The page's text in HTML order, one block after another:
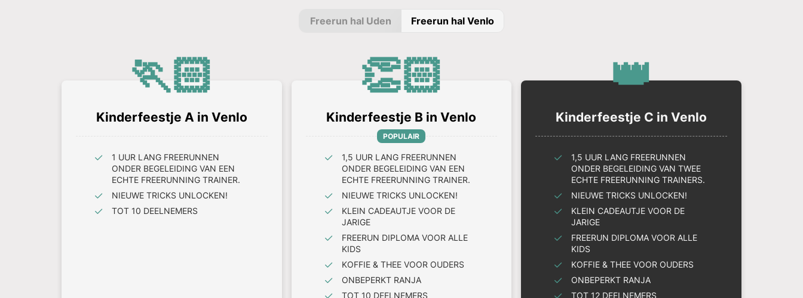
Freerun hal Uden Freerun hal Venlo
🏃🏻
Kinderfeestje A in Venlo
1 UUR LANG FREERUNNEN
ONDER BEGELEIDING VAN EEN
ECHTE FREERUNNING TRAINER.
NIEUWE TRICKS UNLOCKEN!
TOT 10 DEELNEMERS
👏🏻
Kinderfeestje B in Venlo
POPULAIR
1,5 UUR LANG FREERUNNEN
ONDER BEGELEIDING VAN EEN
ECHTE FREERUNNING TRAINER.
NIEUWE TRICKS UNLOCKEN!
KLEIN CADEAUTJE VOOR DE
JARIGE
FREERUN DIPLOMA VOOR ALLE
KIDS
KOFFIE & THEE VOOR OUDERS
ONBEPERKT RANJA
TOT 10 DEELNEMERS
👑
Kinderfeestje C in Venlo
1,5 UUR LANG FREERUNNEN
ONDER BEGELEIDING VAN TWEE
ECHTE FREERUNNING TRAINERS.
NIEUWE TRICKS UNLOCKEN!
KLEIN CADEAUTJE VOOR DE
JARIGE
FREERUN DIPLOMA VOOR ALLE
KIDS
KOFFIE & THEE VOOR OUDERS
ONBEPERKT RANJA
TOT 12 DEELNEMERS